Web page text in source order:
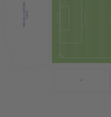
TRIBUNA CABECERALOCAL
A